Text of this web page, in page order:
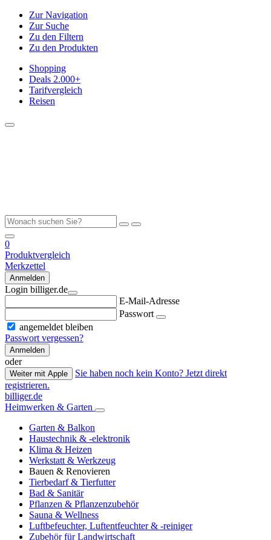
Zur Navigation
Zur Suche
Zu den Filtern
Zu den Produkten
Shopping
Deals 2.000+
Tarifvergleich
Reisen
0
Produktvergleich
Merkzettel
Anmelden
Login billiger.de
E-Mail-Adresse
Passwort
angemeldet bleiben
Passwort vergessen?
Anmelden
oder
Weiter mit Apple
Sie haben noch kein Konto? Jetzt direkt
registrieren.
billiger.de
Heimwerken & Garten
Garten & Balkon
Haustechnik & -elektronik
Klima & Heizen
Werkstatt & Werkzeug
Bauen & Renovieren
Tierbedarf & Tierfutter
Bad & Sanitär
Pflanzen & Pflanzenzubehör
Sauna & Wellness
Luftbefeuchter, Luftentfeuchter & -reiniger
Zubehör für Landwirtschaft